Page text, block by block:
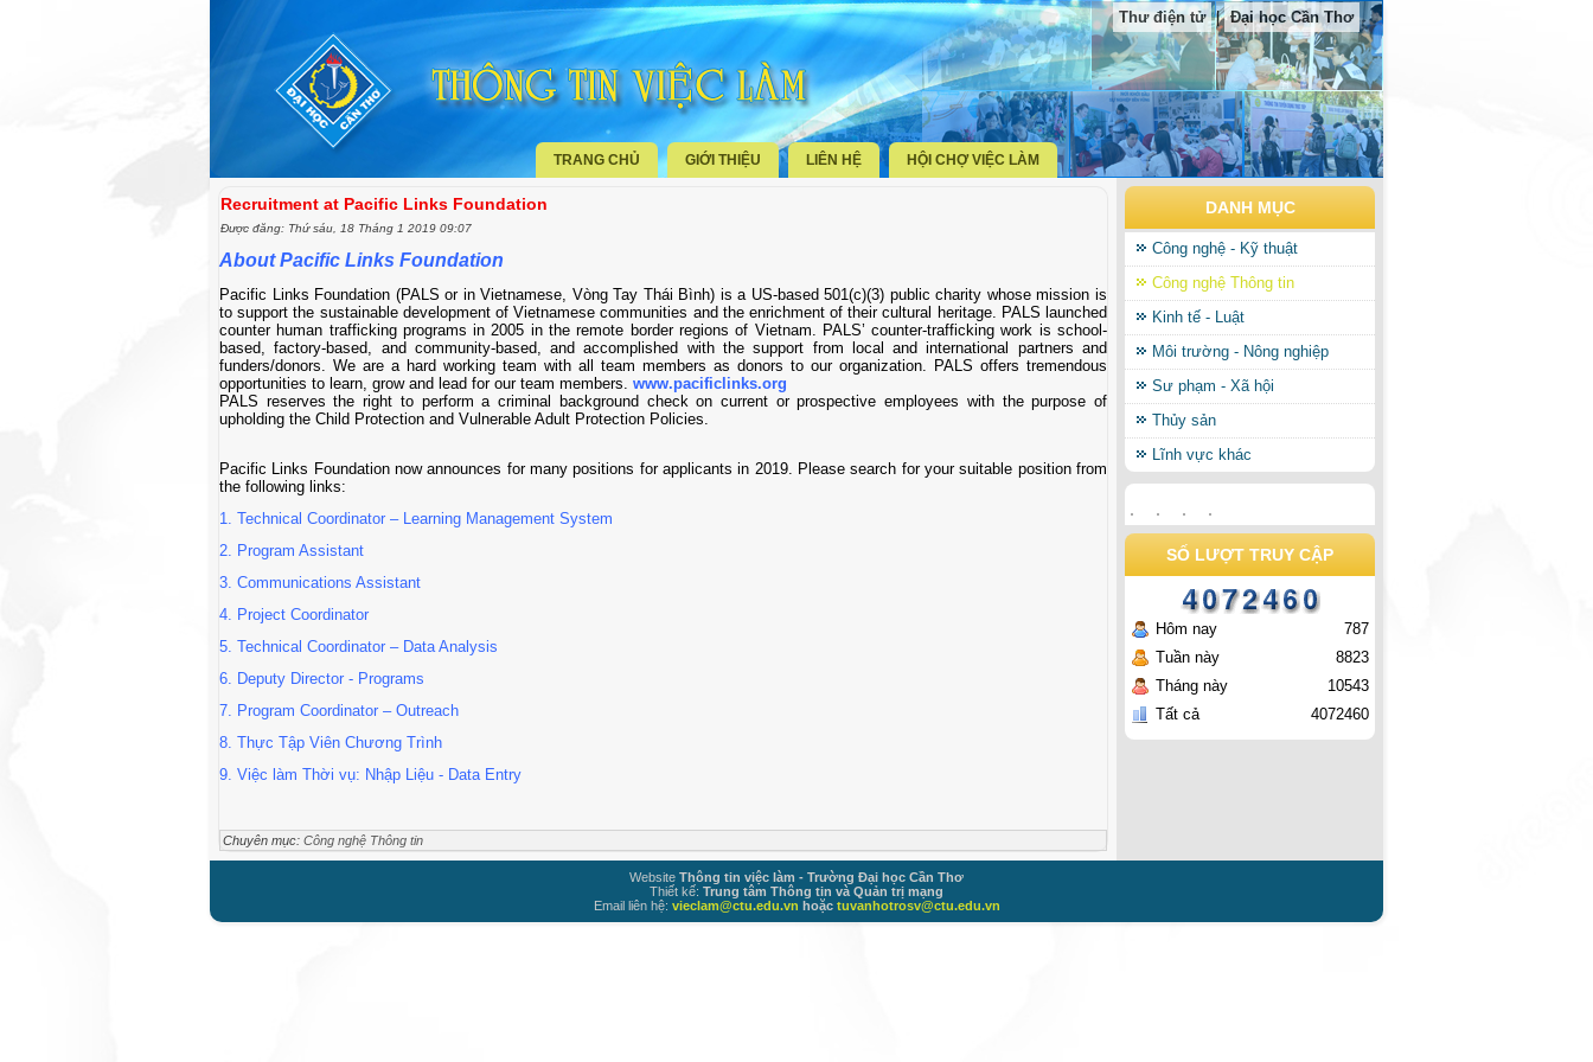
Thư điện tử | Đại học Cần Thơ
TRANG CHỦ GIỚI THIỆU LIÊN HỆ HỘI CHỢ VIỆC LÀM
Recruitment at Pacific Links Foundation
Được đăng: Thứ sáu, 18 Tháng 1 2019 09:07
About Pacific Links Foundation
Pacific Links Foundation (PALS or in Vietnamese, Vòng Tay Thái Bình) is a US-based 501(c)(3) public charity whose mission is
to support the sustainable development of Vietnamese communities and the enrichment of their cultural heritage. PALS launched
counter human trafficking programs in 2005 in the remote border regions of Vietnam. PALS’ counter-trafficking work is school-
based, factory-based, and community-based, and accomplished with the support from local and international partners and
funders/donors. We are a hard working team with all team members as donors to our organization. PALS offers tremendous
opportunities to learn, grow and lead for our team members. www.pacificlinks.org
PALS reserves the right to perform a criminal background check on current or prospective employees with the purpose of
upholding the Child Protection and Vulnerable Adult Protection Policies.
Pacific Links Foundation now announces for many positions for applicants in 2019. Please search for your suitable position from
the following links:
1. Technical Coordinator – Learning Management System
2. Program Assistant
3. Communications Assistant
4. Project Coordinator
5. Technical Coordinator – Data Analysis
6. Deputy Director - Programs
7. Program Coordinator – Outreach
8. Thực Tập Viên Chương Trình
9. Việc làm Thời vụ: Nhập Liệu - Data Entry
Chuyên mục: Công nghệ Thông tin
DANH MỤC
Công nghệ - Kỹ thuật
Công nghệ Thông tin
Kinh tế - Luật
Môi trường - Nông nghiệp
Sư phạm - Xã hội
Thủy sản
Lĩnh vực khác
SỐ LƯỢT TRUY CẬP
Hôm nay
Tuần này
Tháng này
Tất cả
787
8823
10543
4072460
Website Thông tin việc làm - Trường Đại học Cần Thơ
Thiết kế: Trung tâm Thông tin và Quản trị mạng
Email liên hệ: vieclam@ctu.edu.vn hoặc tuvanhotrosv@ctu.edu.vn